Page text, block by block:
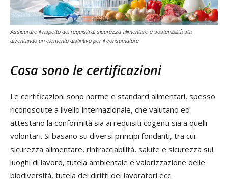
Assicurare il rispetto dei requisiti di sicurezza alimentare e sostenibilità sta
diventando un elemento distintivo per il consumatore
Cosa sono le certificazioni
Le certificazioni sono norme e standard alimentari, spesso
riconosciute a livello internazionale, che valutano ed
attestano la conformità sia ai requisiti cogenti sia a quelli
volontari. Si basano su diversi principi fondanti, tra cui:
sicurezza alimentare, rintracciabilità, salute e sicurezza sui
luoghi di lavoro, tutela ambientale e valorizzazione delle
biodiversità, tutela dei diritti dei lavoratori ecc.